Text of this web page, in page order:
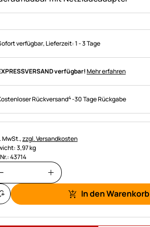
verfügbar, Lieferzeit:1 - 3 Tage
verfügbar!Mehr erfahren
Rückversand4-30 Tage Rückgabe
MwSt.,zzgl. Versandkosten
3,97 kg
43714
In den Warenkorb